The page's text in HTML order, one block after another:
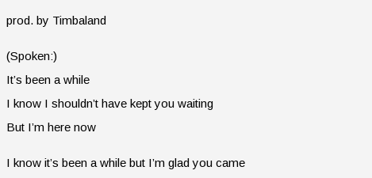
prod. by Timbaland
(Spoken:)
It’s been a while
I know I shouldn’t have kept you waiting
But I’m here now
I know it’s been a while but I’m glad you came